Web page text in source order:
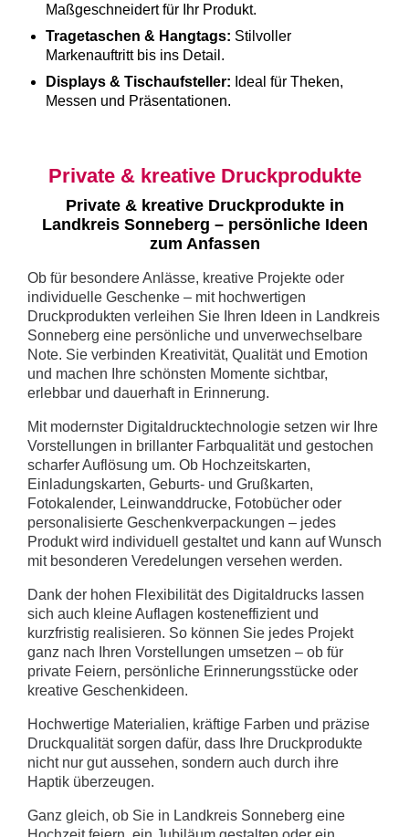
Maßgeschneidert für Ihr Produkt.
Tragetaschen & Hangtags: Stilvoller
Markenauftritt bis ins Detail.
Displays & Tischaufsteller: Ideal für Theken,
Messen und Präsentationen.
Private & kreative Druckprodukte
Private & kreative Druckprodukte in
Landkreis Sonneberg – persönliche Ideen
zum Anfassen
Ob für besondere Anlässe, kreative Projekte oder
individuelle Geschenke – mit hochwertigen
Druckprodukten verleihen Sie Ihren Ideen in Landkreis
Sonneberg eine persönliche und unverwechselbare
Note. Sie verbinden Kreativität, Qualität und Emotion
und machen Ihre schönsten Momente sichtbar,
erlebbar und dauerhaft in Erinnerung.
Mit modernster Digitaldrucktechnologie setzen wir Ihre
Vorstellungen in brillanter Farbqualität und gestochen
scharfer Auflösung um. Ob Hochzeitskarten,
Einladungskarten, Geburts- und Grußkarten,
Fotokalender, Leinwanddrucke, Fotobücher oder
personalisierte Geschenkverpackungen – jedes
Produkt wird individuell gestaltet und kann auf Wunsch
mit besonderen Veredelungen versehen werden.
Dank der hohen Flexibilität des Digitaldrucks lassen
sich auch kleine Auflagen kosteneffizient und
kurzfristig realisieren. So können Sie jedes Projekt
ganz nach Ihren Vorstellungen umsetzen – ob für
private Feiern, persönliche Erinnerungsstücke oder
kreative Geschenkideen.
Hochwertige Materialien, kräftige Farben und präzise
Druckqualität sorgen dafür, dass Ihre Druckprodukte
nicht nur gut aussehen, sondern auch durch ihre
Haptik überzeugen.
Ganz gleich, ob Sie in Landkreis Sonneberg eine